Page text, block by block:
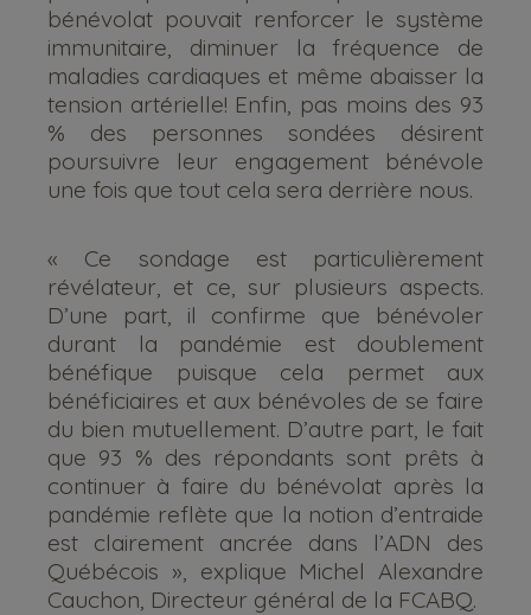
bénévolat pouvait renforcer le système
immunitaire, diminuer la fréquence de
maladies cardiaques et même abaisser la
tension artérielle! Enfin, pas moins des 93
% des personnes sondées désirent
poursuivre leur engagement bénévole
une fois que tout cela sera derrière nous.
« Ce sondage est particulièrement
révélateur, et ce, sur plusieurs aspects.
D’une part, il confirme que bénévoler
durant la pandémie est doublement
bénéfique puisque cela permet aux
bénéficiaires et aux bénévoles de se faire
du bien mutuellement. D’autre part, le fait
que 93 % des répondants sont prêts à
continuer à faire du bénévolat après la
pandémie reflète que la notion d’entraide
est clairement ancrée dans l’ADN des
Québécois », explique Michel Alexandre
Cauchon, Directeur général de la FCABQ.